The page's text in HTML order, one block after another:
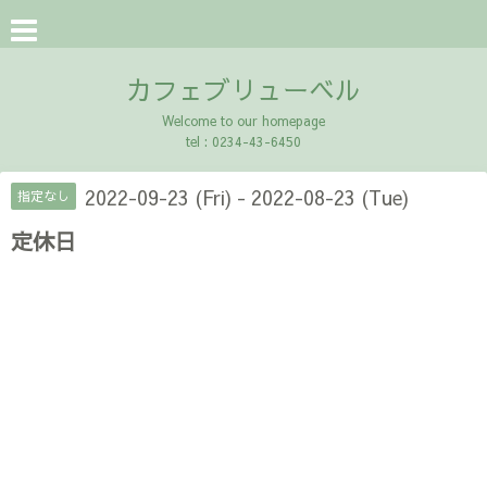
カフェブリューベル
Welcome to our homepage
tel : 0234-43-6450
指定なし 2022-09-23 (Fri) - 2022-08-23 (Tue)
定休日